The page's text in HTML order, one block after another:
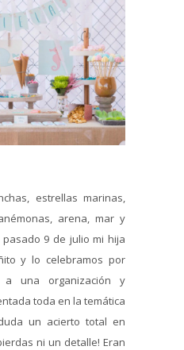
estrellas marinas,
arena, mar y
pasado 9 de julio mi hija
y lo celebramos por
una organización y
toda en la temática
un acierto total en
ni un detalle! Eran